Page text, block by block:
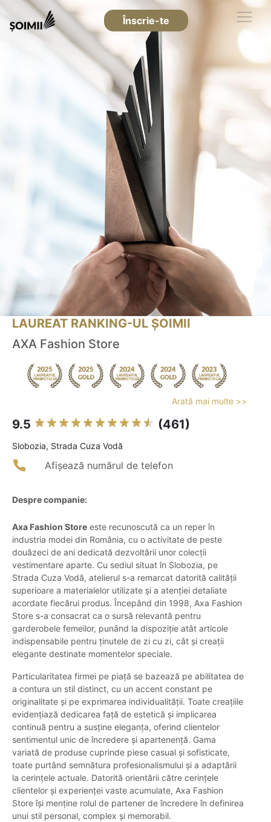
Înscrie-te
LAUREAT RANKING-UL ȘOIMII
AXA Fashion Store
Arată mai multe >>
9.5 (461)
Slobozia, Strada Cuza Vodă
Afișează numărul de telefon
Despre companie:
Axa Fashion Store este recunoscută ca un reper în
industria modei din România, cu o activitate de peste
douăzeci de ani dedicată dezvoltării unor colecții
vestimentare aparte. Cu sediul situat în Slobozia, pe
Strada Cuza Vodă, atelierul s-a remarcat datorită calității
superioare a materialelor utilizate și a atenției detaliate
acordate fiecărui produs. Începând din 1998, Axa Fashion
Store s-a consacrat ca o sursă relevantă pentru
garderobele femeilor, punând la dispoziție atât articole
indispensabile pentru ținutele de zi cu zi, cât și creații
elegante destinate momentelor speciale.
Particularitatea firmei pe piață se bazează pe abilitatea de
a contura un stil distinct, cu un accent constant pe
originalitate și pe exprimarea individualității. Toate creațiile
evidențiază dedicarea față de estetică și implicarea
continuă pentru a susține eleganța, oferind clientelor
sentimentul unic de încredere și apartenență. Gama
variată de produse cuprinde piese casual și sofisticate,
toate purtând semnătura profesionalismului și a adaptării
la cerințele actuale. Datorită orientării către cerințele
clientelor și experienței vaste acumulate, Axa Fashion
Store își menține rolul de partener de încredere în definirea
unui stil personal, complex și memorabil.